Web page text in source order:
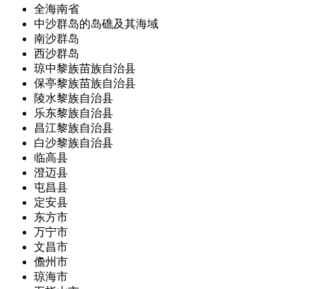
全海南省
中沙群岛的岛礁及其海域
南沙群岛
西沙群岛
琼中黎族苗族自治县
保亭黎族苗族自治县
陵水黎族自治县
乐东黎族自治县
昌江黎族自治县
白沙黎族自治县
临高县
澄迈县
屯昌县
定安县
东方市
万宁市
文昌市
儋州市
琼海市